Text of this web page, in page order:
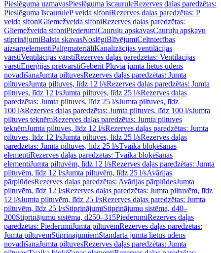
Pieslēguma uzmavasPieslēguma īscauruleRezerves daļas paredzētas:
Pieslēguma īscauruleP veida sifoniRezerves daļas paredzētas: P
veida sifoniGliemežveida sifoniRezerves daļas paredzētas:
Gliemežveida sifoniPiederumiCauruļu apskavasCauruļu apskavu
stiprinājumiBalsta skavasNoslēgiBlīvējumiCeltniecības
aizsargelementiPalīgmateriāliKanalizācijas ventilācijas
vārstiVentilācijas vārstiRezerves daļas paredzētas: Ventilācijas
vārstiEnerģijas pretvārstiGeberit Pluvia jumta lietus ūdens
novadīšanaJumta piltuvesRezerves daļas paredzētas: Jumta
piltuvesJumta piltuves, līdz 12 l/sRezerves daļas paredzētas: Jumta
piltuves, līdz 12 l/sJumta piltuves, līdz 25 l/sRezerves daļas
paredzētas: Jumta piltuves, līdz 25 l/sJumta piltuves, līdz
100 l/sRezerves daļas paredzētas: Jumta piltuves, līdz 100 l/sJumta
piltuves teknēmRezerves daļas paredzētas: Jumta piltuves
teknēmJumta piltuves, līdz 12 l/sRezerves daļas paredzētas: Jumta
piltuves, līdz 12 l/sJumta piltuves, līdz 25 l/sRezerves daļas
paredzētas: Jumta piltuves, līdz 25 l/sTvaika bloķēšanas
elementiRezerves daļas paredzētas: Tvaika bloķēšanas
elementiJumta piltuvēm, līdz 12 l/sRezerves daļas paredzētas: Jumta
piltuvēm, līdz 12 l/sJumta piltuvēm, līdz 25 l/sAvārijas
pārplūdesRezerves daļas paredzētas: Avārijas pārplūdesJumta
piltuvēm, līdz 12 l/sRezerves daļas paredzētas: Jumta piltuvēm, līdz
12 l/sJumta piltuvēm, līdz 25 l/sRezerves daļas paredzētas: Jumta
piltuvēm, līdz 25 l/sStiprinājumiStiprinājumu sistēma, d40–
200Stiprinājumu sistēma, d250–315PiederumiRezerves daļas
paredzētas: PiederumiJumta piltuvēmRezerves daļas paredzētas:
Jumta piltuvēmStiprinājumiemStandarta jumta lietus ūdens
novadīšanaJumta piltuvesRezerves daļas paredzētas: Jumta